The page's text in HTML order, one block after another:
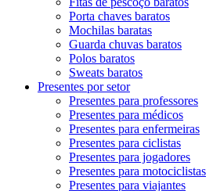
Porta chaves baratos
Mochilas baratas
Guarda chuvas baratos
Polos baratos
Sweats baratos
Presentes por setor
Presentes para professores
Presentes para médicos
Presentes para enfermeiras
Presentes para ciclistas
Presentes para jogadores
Presentes para motociclistas
Presentes para viajantes